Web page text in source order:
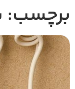
برچسب: